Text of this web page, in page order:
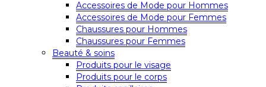
Accessoires de Mode pour Hommes
Accessoires de Mode pour Femmes
Chaussures pour Hommes
Chaussures pour Femmes
Beauté & soins
Produits pour le visage
Produits pour le corps